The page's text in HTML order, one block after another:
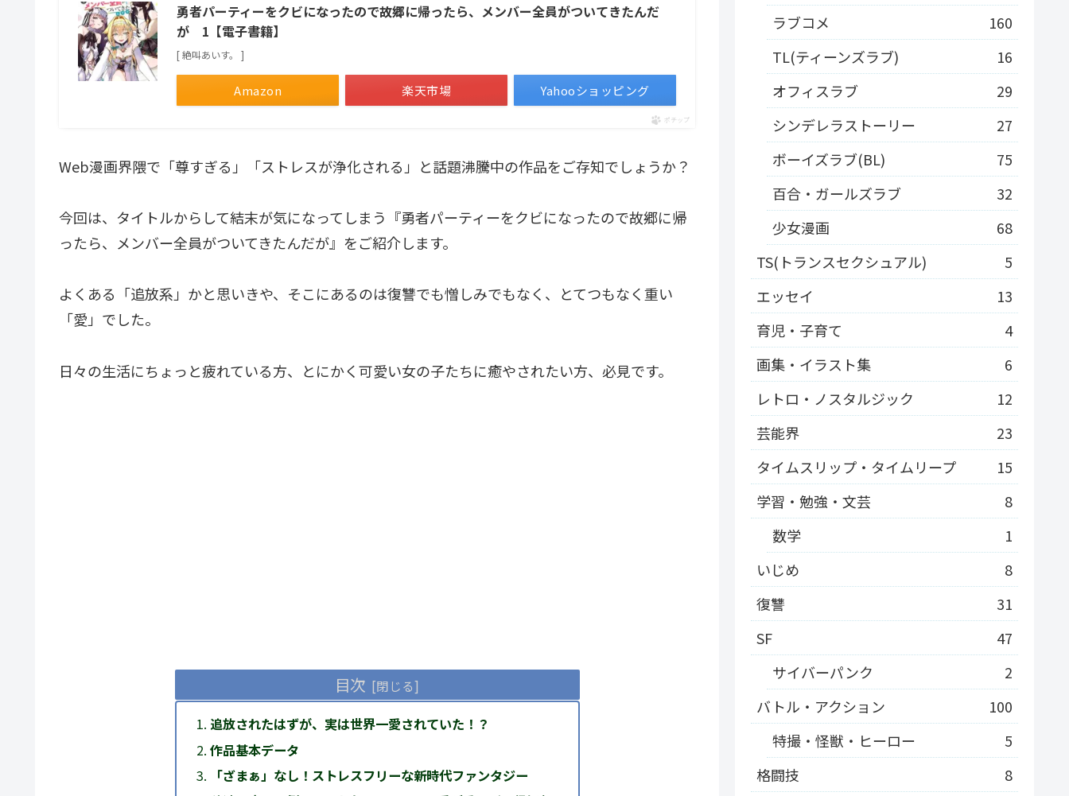
勇者パーティーをクビになったので故郷に帰ったら、メンバー全員がついてきたんだ
が 1【電子書籍】
[ 絶叫あいす。 ]
Amazon 楽天市場 Yahooショッピング
ポチップ
Web漫画界隈で「尊すぎる」「ストレスが浄化される」と話題沸騰中の作品をご存知でしょうか？
今回は、タイトルからして結末が気になってしまう『勇者パーティーをクビになったので故郷に帰
ったら、メンバー全員がついてきたんだが』をご紹介します。
よくある「追放系」かと思いきや、そこにあるのは復讐でも憎しみでもなく、とてつもなく重い
「愛」でした。
日々の生活にちょっと疲れている方、とにかく可愛い女の子たちに癒やされたい方、必見です。
目次
追放されたはずが、実は世界一愛されていた！？
作品基本データ
「ざまぁ」なし！ストレスフリーな新時代ファンタジー
ラブコメ
160
TL(ティーンズラブ)
16
オフィスラブ
29
シンデレラストーリー
27
ボーイズラブ(BL)
75
百合・ガールズラブ
32
少女漫画
68
TS(トランスセクシュアル)
5
エッセイ
13
育児・子育て
4
画集・イラスト集
6
レトロ・ノスタルジック
12
芸能界
23
タイムスリップ・タイムリープ
15
学習・勉強・文芸
8
数学
1
いじめ
8
復讐
31
SF
47
サイバーパンク
2
バトル・アクション
100
特撮・怪獣・ヒーロー
5
格闘技
8